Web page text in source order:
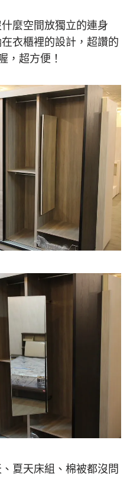
麼空間放獨立的連身
衣櫃裡的設計，超讚的
，超方便！
夏天床組、棉被都沒問